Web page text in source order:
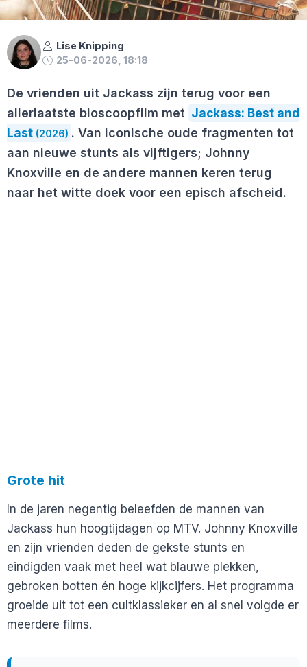
Lise Knipping
25-06-2026, 18:18
De vrienden uit Jackass zijn terug voor een
allerlaatste bioscoopfilm met Jackass: Best and
Last (2026) . Van iconische oude fragmenten tot
aan nieuwe stunts als vijftigers; Johnny
Knoxville en de andere mannen keren terug
naar het witte doek voor een episch afscheid.
Grote hit
In de jaren negentig beleefden de mannen van
Jackass hun hoogtijdagen op MTV. Johnny Knoxville
en zijn vrienden deden de gekste stunts en
eindigden vaak met heel wat blauwe plekken,
gebroken botten én hoge kijkcijfers. Het programma
groeide uit tot een cultklassieker en al snel volgde er
meerdere films.